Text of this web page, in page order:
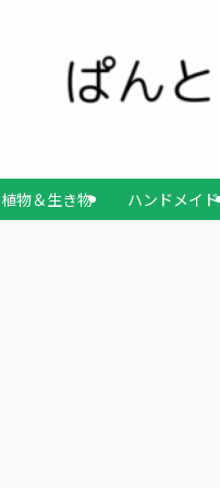
植物＆生き物 ハンドメイド